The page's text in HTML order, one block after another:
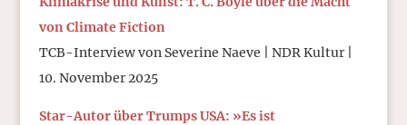
von Climate Fiction
TCB-Interview von Severine Naeve | NDR Kultur |
10. November 2025
Star-Autor über Trumps USA: »Es ist